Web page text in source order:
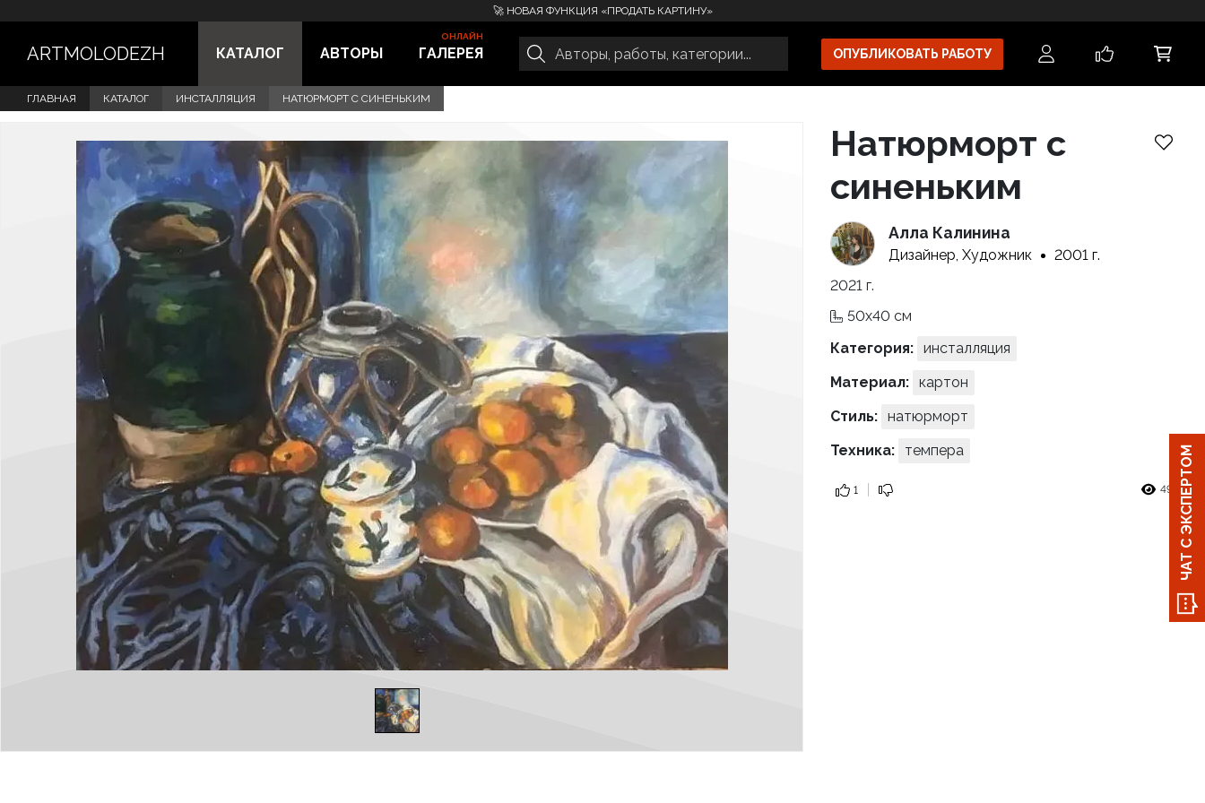
🚀 НОВАЯ ФУНКЦИЯ «ПРОДАТЬ КАРТИНУ»
ARTMOLODEZH КАТАЛОГ АВТОРЫ ГАЛЕРЕЯ ОПУБЛИКОВАТЬ РАБОТУ
ГЛАВНАЯ КАТАЛОГ ИНСТАЛЛЯЦИЯ НАТЮРМОРТ С СИНЕНЬКИМ
Натюрморт с
синеньким
Алла Калинина
Дизайнер, Художник
2001 г.
2021 г.
50x40 см
Категория: инсталляция
Материал: картон
Стиль: натюрморт
Техника:
темпера
1 497 ЧАТ С ЭКСПЕРТОМ